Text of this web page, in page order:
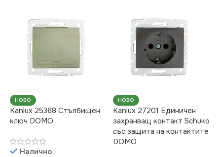
IP20
СЕРИЯ DOMO
МАРКА KANLUX
КЛЮЧ
ЦВЯТ Сребърен
МАРКА KANLUX
РОЗЕТКА
За Телефон RJ11
НОВО
Kanlux 25368 Стълбищен
ключ DOMO
Налично
НОВО
Kanlux 27201 Единичен
захранващ контакт Schuko
със защита на контактите
DOMO